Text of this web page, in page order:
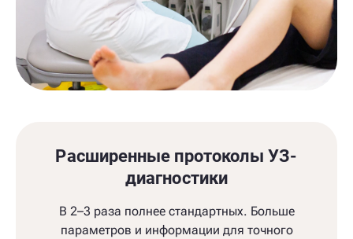
Расширенные протоколы УЗ-
диагностики
В 2–3 раза полнее стандартных. Больше
параметров и информации для точного